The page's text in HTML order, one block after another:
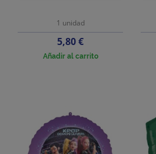
1 unidad
Precio
5,80 €
Añadir al carrito